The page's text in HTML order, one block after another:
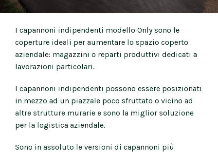
Contattaci
I capannoni indipendenti modello Only sono le
coperture ideali per aumentare lo spazio coperto
aziendale: magazzini o reparti produttivi dedicati a
lavorazioni particolari.
I capannoni indipendenti possono essere posizionati
in mezzo ad un piazzale poco sfruttato o vicino ad
altre strutture murarie e sono la miglior soluzione
per la logistica aziendale.
Sono in assoluto le versioni di capannoni più